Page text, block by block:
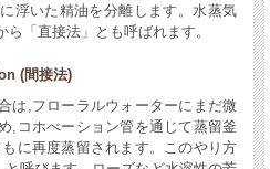
浮いた精油を分離します。水蒸気
「直接法」とも呼ばれます。
(間接法)
は,フローラルウォーターにまだ微
,コホべーション管を通じて蒸留釜
に再度蒸留されます。このやり方